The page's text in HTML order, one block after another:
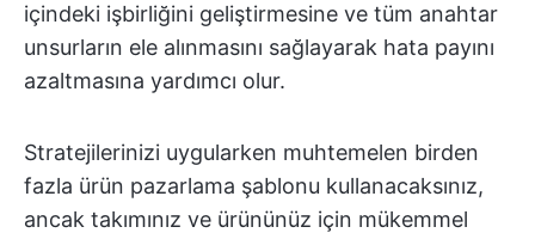
içindeki işbirliğini geliştirmesine ve tüm anahtar
unsurların ele alınmasını sağlayarak hata payını
azaltmasına yardımcı olur.
Stratejilerinizi uygularken muhtemelen birden
fazla ürün pazarlama şablonu kullanacaksınız,
ancak takımınız ve ürününüz için mükemmel